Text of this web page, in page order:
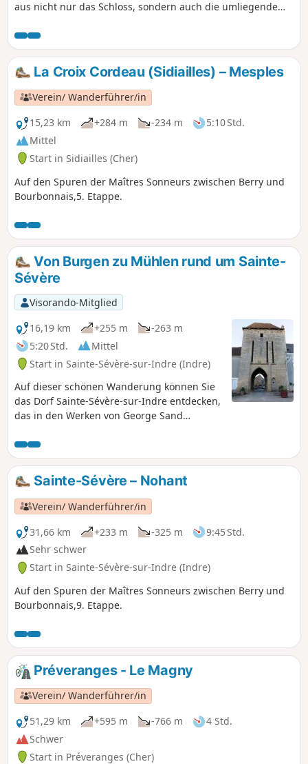
aus nicht nur das Schloss, sondern auch die umliegende
Jahreszeit zu entdecken gilt...
La Croix Cordeau (Sidiailles) – Mesples
Verein/ Wanderführer/in
15,23 km
+284 m -234 m
5:10 Std.
Mittel
Start in Sidiailles (Cher)
Auf den Spuren der Maîtres Sonneurs zwischen Berry und
Bourbonnais,5. Etappe.
Von Burgen zu Mühlen rund um Sainte-
Sévère
Visorando-Mitglied
16,19 km
+255 m
-263 m
5:20 Std.
Mittel
Start in Sainte-Sévère-sur-Indre (Indre)
Auf dieser schönen Wanderung können Sie
das Dorf Sainte-Sévère-sur-Indre entdecken,
das in den Werken von George Sand
in seinem Film „Jour de Fête” bekannt
gemacht wurde. Die Route führt durch die
hügelige Umgebung dieses Dorfes, vorbei
an alten Schlössern und Mühlen, inmitten
von idyllischen Weiden und überquert
zahlreiche Bäche.
Sainte-Sévère – Nohant
Verein/ Wanderführer/in
31,66 km
+233 m -325 m
9:45 Std.
Sehr schwer
Start in Sainte-Sévère-sur-Indre (Indre)
Auf den Spuren der Maîtres Sonneurs zwischen Berry und
Bourbonnais,9. Etappe.
Préveranges - Le Magny
Verein/ Wanderführer/in
51,29 km
+595 m -766 m
4 Std.
Schwer
Start in Préveranges (Cher)